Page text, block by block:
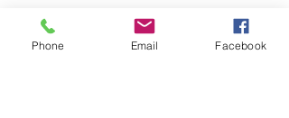
Achteraan de parking kleine deur
inkom, trapje op en de gang in.
Phone Email Facebook